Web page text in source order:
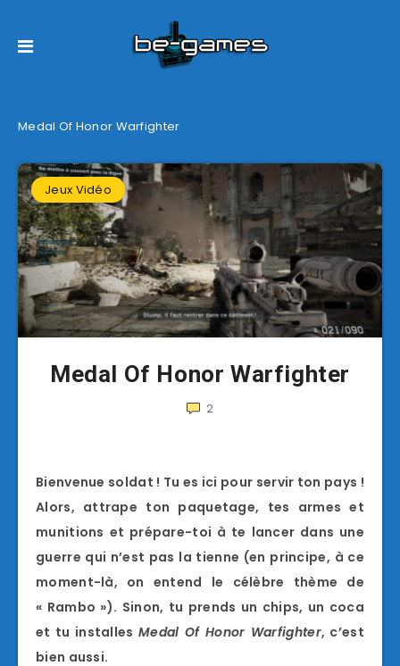
Medal Of Honor Warfighter
Jeux Vidéo
Medal Of Honor Warfighter
2
Bienvenue soldat ! Tu es ici pour servir ton pays !
Alors, attrape ton paquetage, tes armes et
munitions et prépare-toi à te lancer dans une
guerre qui n’est pas la tienne (en principe, à ce
moment-là, on entend le célèbre thème de
« Rambo »). Sinon, tu prends un chips, un coca
et tu installesMedal Of Honor Warfighter, c’est
bien aussi.